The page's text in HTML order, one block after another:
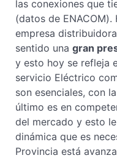
las conexiones que
(datos de
empresa
sentido una gran
y esto hoy se refleja
servicio Eléctrico
son esenciales, con
último es en
del mercado y esto
dinámica que es
Provincia está